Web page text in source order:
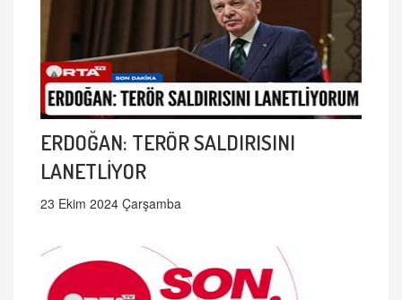
ERDOĞAN: TERÖR SALDIRISINI
LANETLİYOR
23 Ekim 2024 Çarşamba